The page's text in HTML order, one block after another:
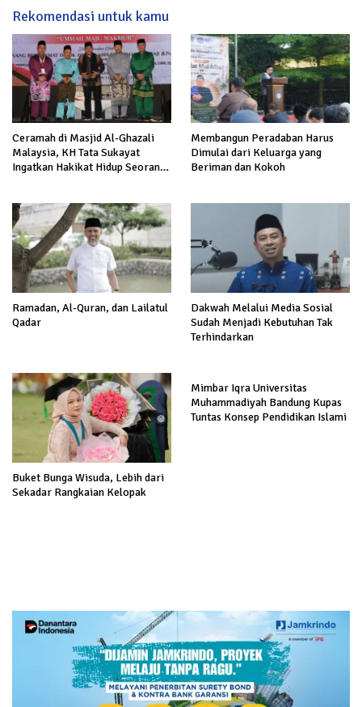
Rekomendasi untuk kamu
Ceramah di Masjid Al-Ghazali
Malaysia, KH Tata Sukayat
Ingatkan Hakikat Hidup Seorang
Membangun Peradaban Harus
Dimulai dari Keluarga yang
Beriman dan Kokoh
Ramadan, Al-Quran, dan Lailatul
Qadar
Dakwah Melalui Media Sosial
Sudah Menjadi Kebutuhan Tak
Terhindarkan
Buket Bunga Wisuda, Lebih dari
Sekadar Rangkaian Kelopak
Mimbar Iqra Universitas
Muhammadiyah Bandung Kupas
Tuntas Konsep Pendidikan Islami